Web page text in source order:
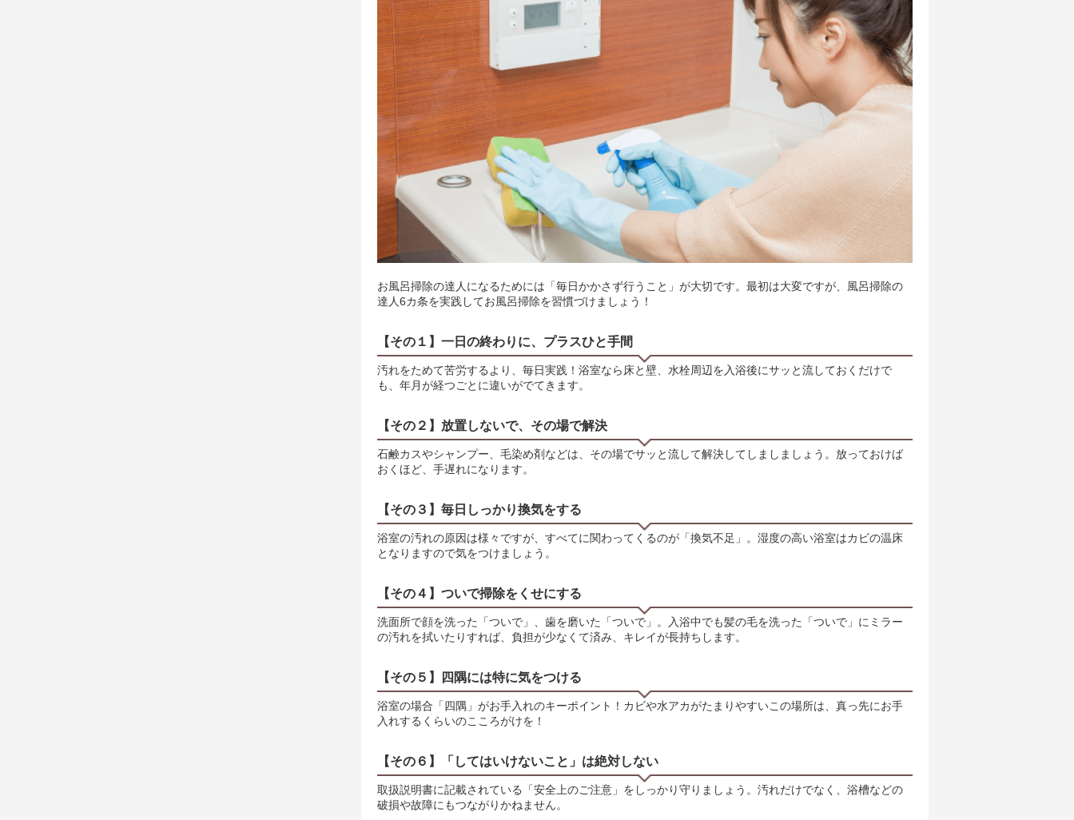
お風呂掃除の達人になるためには「毎日かかさず行うこと」が大切です。最初は大変ですが、風呂掃除の
達人6カ条を実践してお風呂掃除を習慣づけましょう！
【その１】一日の終わりに、プラスひと手間
汚れをためて苦労するより、毎日実践！浴室なら床と壁、水栓周辺を入浴後にサッと流しておくだけで
も、年月が経つごとに違いがでてきます。
【その２】放置しないで、その場で解決
石鹸カスやシャンプー、毛染め剤などは、その場でサッと流して解決してしましましょう。放っておけば
おくほど、手遅れになります。
【その３】毎日しっかり換気をする
浴室の汚れの原因は様々ですが、すべてに関わってくるのが「換気不足」。湿度の高い浴室はカビの温床
となりますので気をつけましょう。
【その４】ついで掃除をくせにする
洗面所で顔を洗った「ついで」、歯を磨いた「ついで」。入浴中でも髪の毛を洗った「ついで」にミラー
の汚れを拭いたりすれば、負担が少なくて済み、キレイが長持ちします。
【その５】四隅には特に気をつける
浴室の場合「四隅」がお手入れのキーポイント！カビや水アカがたまりやすいこの場所は、真っ先にお手
入れするくらいのこころがけを！
【その６】「してはいけないこと」は絶対しない
取扱説明書に記載されている「安全上のご注意」をしっかり守りましょう。汚れだけでなく、浴槽などの
破損や故障にもつながりかねません。